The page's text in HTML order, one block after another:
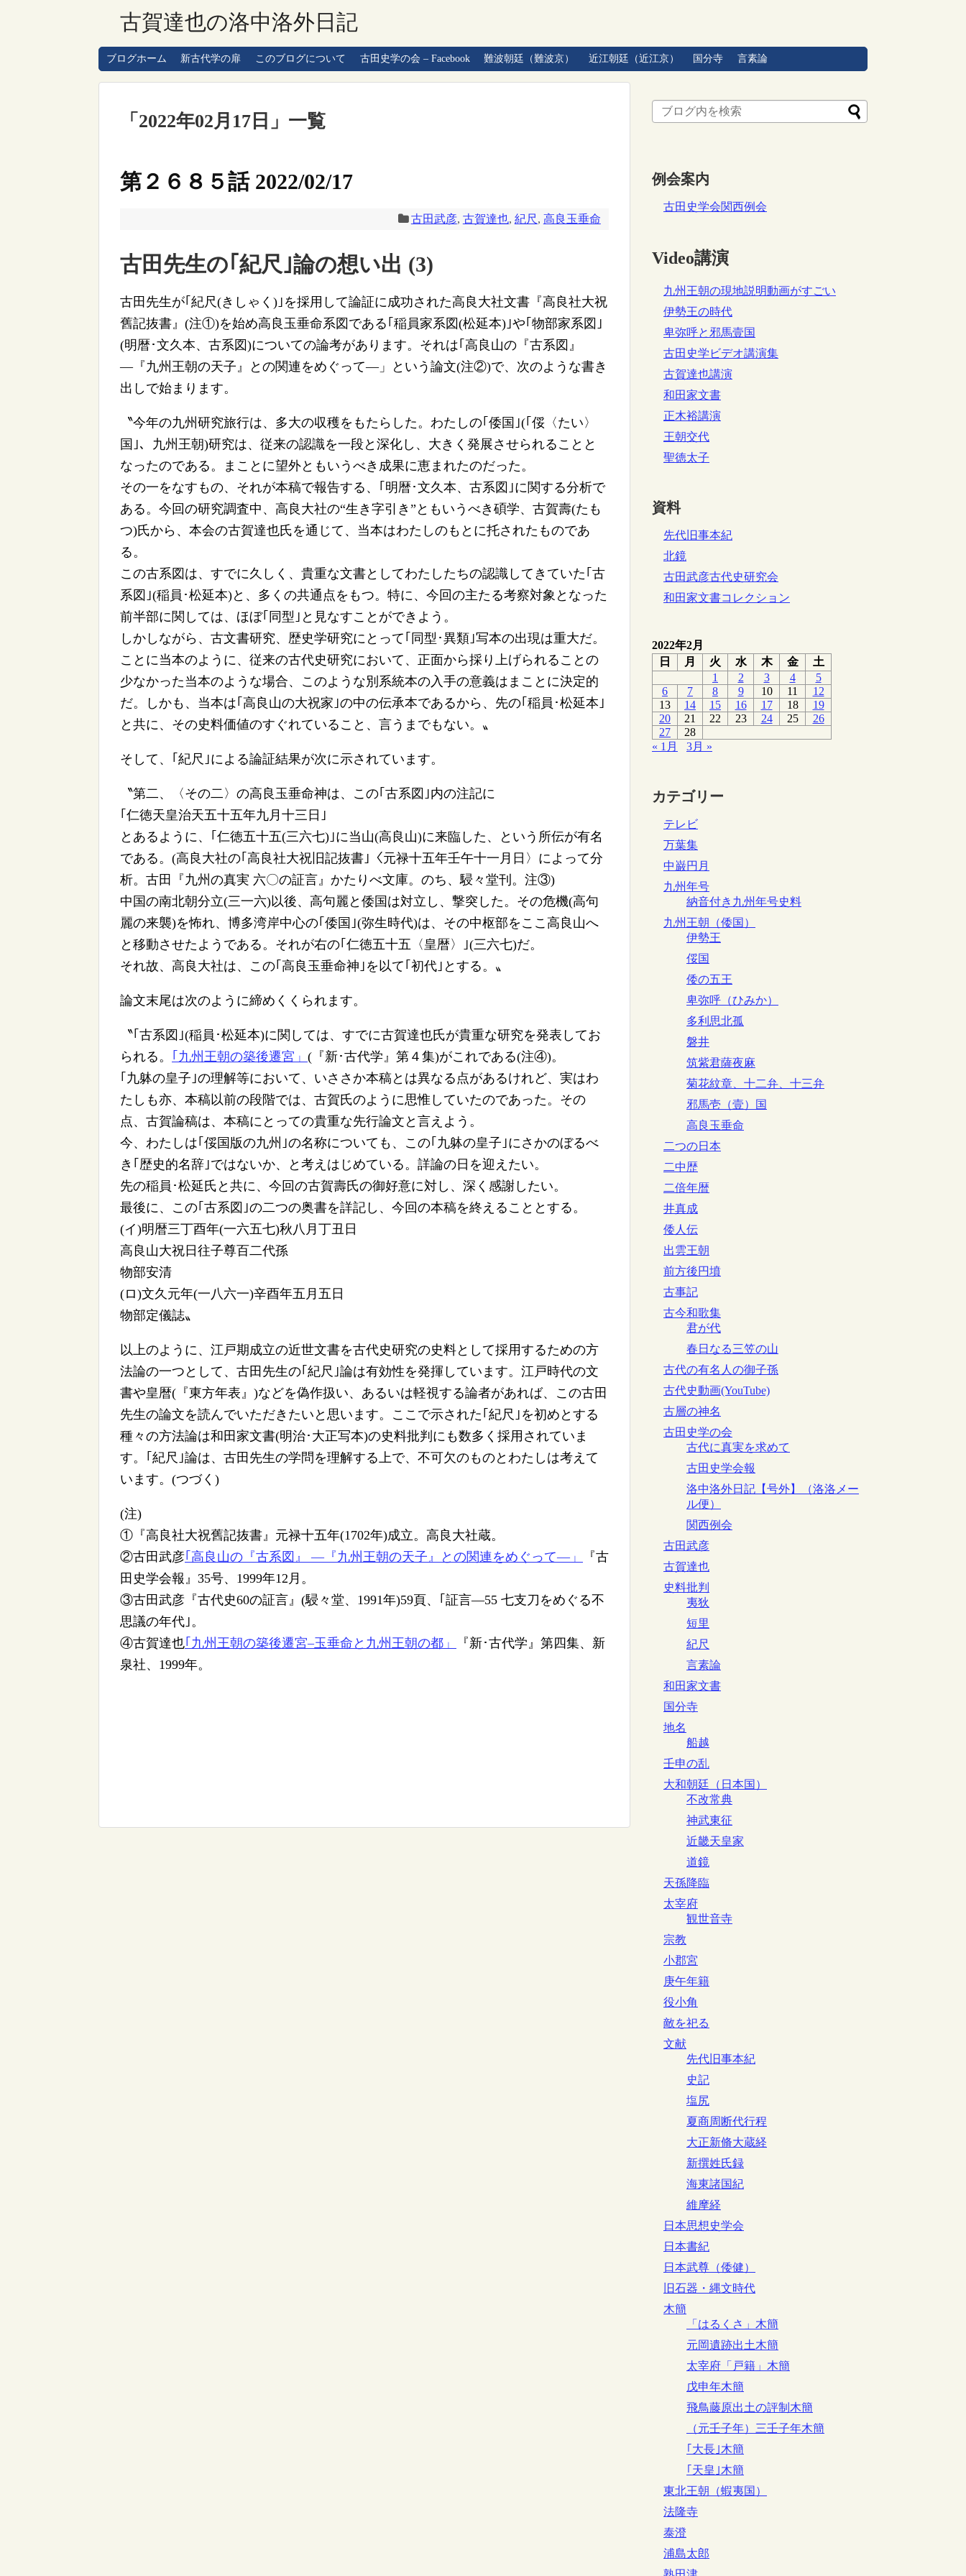
古賀達也の洛中洛外日記
ブログホーム 新古代学の扉 このブログについて 古田史学の会 – Facebook 難波朝廷（難波京） 近江朝廷（近江京） 国分寺 言素論
「 2022年02月17日 」 一覧
第２６８５話 2022/02/17
古田武彦, 古賀達也, 紀尺 , 高良玉垂命
古田先生の｢紀尺｣論の想い出 (3)
古田先生が｢紀尺(きしゃく)｣を採用して論証に成功された高良大社文書『高良社大祝
舊記抜書』(注①)を始め高良玉垂命系図である｢稲員家系図(松延本)｣や｢物部家系図｣
(明暦･文久本、古系図)についての論考があります。それは｢高良山の『古系図』
―『九州王朝の天子』との関連をめぐって―」という論文(注②)で、次のような書き
出しで始まります。
〝今年の九州研究旅行は、多大の収穫をもたらした。わたしの｢倭国｣(｢俀〈たい〉
国｣、九州王朝)研究は、従来の認識を一段と深化し、大きく発展させられることと
なったのである。まことに望外ともいうべき成果に恵まれたのだった。
その一をなすもの、それが本稿で報告する、｢明暦･文久本、古系図｣に関する分析で
ある。今回の研究調査中、高良大社の“生き字引き”ともいうべき碩学、古賀壽(たも
つ)氏から、本会の古賀達也氏を通じて、当本はわたしのもとに托されたものであ
る。
この古系図は、すでに久しく、貴重な文書としてわたしたちの認識してきていた｢古
系図｣(稲員･松延本)と、多くの共通点をもつ。特に、今回の主たる考察対象となった
前半部に関しては、ほぼ｢同型｣と見なすことができよう。
しかしながら、古文書研究、歴史学研究にとって｢同型･異類｣写本の出現は重大だ。
ことに当本のように、従来の古代史研究において、正面から採り上げられることの
少なかった当本のような場合、このような別系統本の入手の意義はまことに決定的
だ。しかも、当本は｢高良山の大祝家｣の中の伝承本であるから、先の｢稲員･松延本｣
と共に、その史料価値のすぐれていること、言うまでもない。〟
そして、｢紀尺｣による論証結果が次に示されています。
〝第二、〈その二〉の高良玉垂命神は、この｢古系図｣内の注記に
｢仁徳天皇治天五十五年九月十三日｣
とあるように、｢仁徳五十五(三六七)｣に当山(高良山)に来臨した、という所伝が有名
である。(高良大社の｢高良社大祝旧記抜書｣〈元禄十五年壬午十一月日〉によって分
析。古田『九州の真実 六〇の証言』かたりべ文庫。のち、駸々堂刊。注③)
中国の南北朝分立(三一六)以後、高句麗と倭国は対立し、撃突した。その危機(高句
麗の来襲)を怖れ、博多湾岸中心の｢倭国｣(弥生時代)は、その中枢部をここ高良山へ
と移動させたようである。それが右の｢仁徳五十五〈皇暦〉｣(三六七)だ。
それ故、高良大社は、この｢高良玉垂命神｣を以て｢初代｣とする。〟
論文末尾は次のように締めくくられます。
〝｢古系図｣(稲員･松延本)に関しては、すでに古賀達也氏が貴重な研究を発表してお
られる。 ｢九州王朝の築後遷宮」 (『新･古代学』第４集)がこれである(注④)。
｢九躰の皇子｣の理解等において、いささか本稿とは異なる点があるけれど、実はわ
たしも亦、本稿以前の段階では、古賀氏のように思惟していたのであった。その
点、古賀論稿は、本稿にとっての貴重な先行論文と言えよう。
今、わたしは｢俀国版の九州｣の名称についても、この｢九躰の皇子｣にさかのぼるべ
き｢歴史的名辞｣ではないか、と考えはじめている。詳論の日を迎えたい。
先の稲員･松延氏と共に、今回の古賀壽氏の御好意に対し、深く感謝したい。
最後に、この｢古系図｣の二つの奥書を詳記し、今回の本稿を終えることとする。
(イ)明暦三丁酉年(一六五七)秋八月丁丑日
高良山大祝日往子尊百二代孫
物部安清
(ロ)文久元年(一八六一)辛酉年五月五日
物部定儀誌〟
以上のように、江戸期成立の近世文書を古代史研究の史料として採用するための方
法論の一つとして、古田先生の｢紀尺｣論は有効性を発揮しています。江戸時代の文
書や皇暦(『東方年表』)などを偽作扱い、あるいは軽視する論者があれば、この古田
先生の論文を読んでいただきたいと思います。ここで示された｢紀尺｣を初めとする
種々の方法論は和田家文書(明治･大正写本)の史料批判にも数多く採用されていま
す。｢紀尺｣論は、古田先生の学問を理解する上で、不可欠のものとわたしは考えて
います。(つづく)
(注)
①『高良社大祝舊記抜書』元禄十五年(1702年)成立。高良大社蔵。
②古田武彦｢高良山の『古系図』 ―『九州王朝の天子』との関連をめぐって―」
『古
田史学会報』35号、1999年12月。
③古田武彦『古代史60の証言』(駸々堂、1991年)59頁、｢証言―55 七支刀をめぐる不
思議の年代｣。
④古賀達也｢九州王朝の築後遷宮–玉垂命と九州王朝の都」
『新･古代学』第四集、新
泉社、1999年。
例会案内
古田史学会関西例会
Video講演
九州王朝の現地説明動画がすごい
伊勢王の時代
卑弥呼と邪馬壹国
古田史学ビデオ講演集
古賀達也講演
和田家文書
正木裕講演
王朝交代
聖徳太子
資料
先代旧事本紀
北鏡
古田武彦古代史研究会
和田家文書コレクション
2022年2月
日
月 火 水 木 金
土
1
2 3 4
5
6
7 8 9 10 11
12
13
14 15 16 17 18
19
20
21 22 23 24 25
26
27
28
« 1月
3月 »
カテゴリー
テレビ
万葉集
中巌円月
九州年号
納音付き九州年号史料
九州王朝（倭国）
伊勢王
俀国
倭の五王
卑弥呼（ひみか）
多利思北孤
磐井
筑紫君薩夜麻
菊花紋章、十二弁、十三弁
邪馬壱（壹）国
高良玉垂命
二つの日本
二中歴
二倍年暦
井真成
倭人伝
出雲王朝
前方後円墳
古事記
古今和歌集
君が代
春日なる三笠の山
古代の有名人の御子孫
古代史動画(YouTube)
古層の神名
古田史学の会
古代に真実を求めて
古田史学会報
洛中洛外日記【号外】（洛洛メー
ル便）
関西例会
古田武彦
古賀達也
史料批判
夷狄
短里
紀尺
言素論
和田家文書
国分寺
地名
船越
壬申の乱
大和朝廷（日本国）
不改常典
神武東征
近畿天皇家
道鏡
天孫降臨
太宰府
観世音寺
宗教
小郡宮
庚午年籍
役小角
敵を祀る
文献
先代旧事本紀
史記
塩尻
夏商周断代行程
大正新脩大蔵経
新撰姓氏録
海東諸国紀
維摩経
日本思想史学会
日本書紀
日本武尊（倭健）
旧石器・縄文時代
木簡
「はるくさ」木簡
元岡遺跡出土木簡
太宰府「戸籍」木簡
戊申年木簡
飛鳥藤原出土の評制木簡
（元壬子年）三壬子年木簡
｢大長｣木簡
｢天皇｣木簡
東北王朝（蝦夷国）
法隆寺
泰澄
浦島太郎